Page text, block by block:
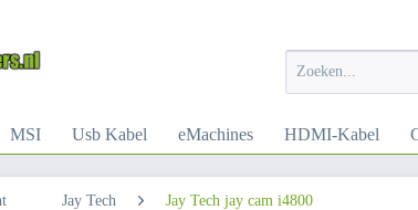
MSI Usb Kabel eMachines HDMI-Kabel
Jay Tech Jay Tech jay cam i4800